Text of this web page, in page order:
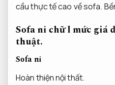
cầu thực tế cao về sofa.
Sofa nỉ chữ l mức giá
thuật.
Sofa nỉ
Hoàn thiện nội thất.